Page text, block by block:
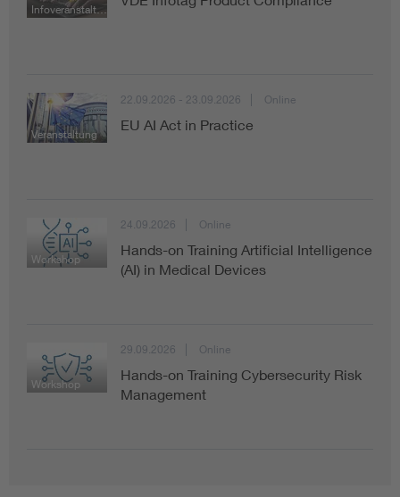
Infoveranstaltung
Veranstaltung
22.09.2026 - 23.09.2026 Online
EU AI Act in Practice
Workshop
24.09.2026 Online
Hands-on Training Artificial Intelligence
(AI) in Medical Devices
Workshop
29.09.2026 Online
Hands-on Training Cybersecurity Risk
Management